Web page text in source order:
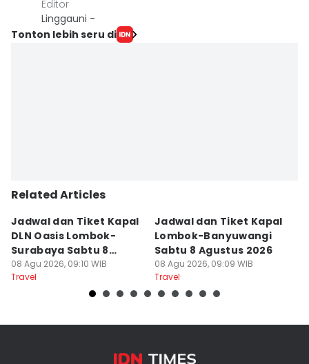
Editor
Linggauni -
Tonton lebih seru di
Related Articles
Jadwal dan Tiket Kapal
DLN Oasis Lombok-
Surabaya Sabtu 8
Agustus 2026
08 Agu 2026, 09:10 WIB
Travel
Jadwal dan Tiket Kapal
Lombok-Banyuwangi
Sabtu 8 Agustus 2026
08 Agu 2026, 09:09 WIB
Travel